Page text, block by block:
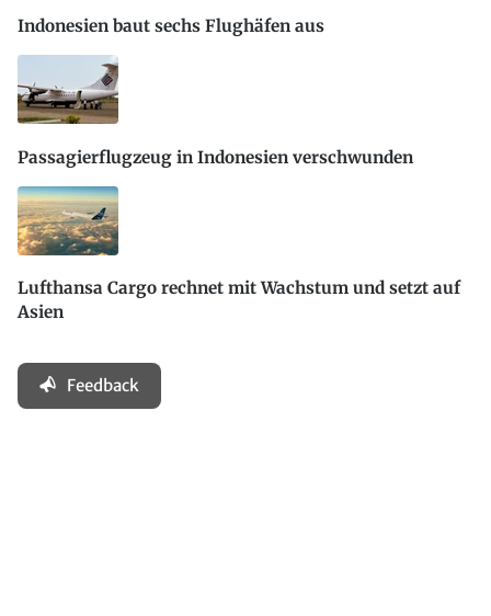
Indonesien baut sechs Flughäfen aus
Passagierflugzeug in Indonesien verschwunden
Lufthansa Cargo rechnet mit Wachstum und setzt auf
Asien
Feedback